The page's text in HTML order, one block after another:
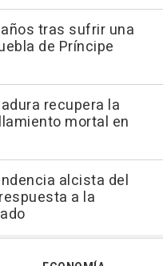
tras sufrir una
de Príncipe
recupera la
mortal en
alcista del
a la